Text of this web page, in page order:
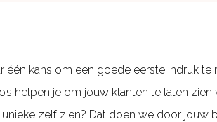
één kans om een goede eerste indruk
helpen je om jouw klanten te laten
unieke zelf zien? Dat doen we door jouw